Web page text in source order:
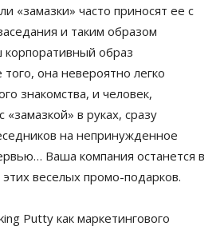
«замазки» часто приносят ее с
и таким образом
образ
она невероятно легко
знакомства, и человек,
в руках, сразу
на непринужденное
Ваша компания останется в
этих веселых промо-подарков.
Putty как маркетингового